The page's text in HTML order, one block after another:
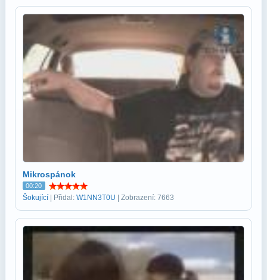
Mikrospánok
00:20
Šokující | Přidal: W1NN3T0U | Zobrazení: 7663